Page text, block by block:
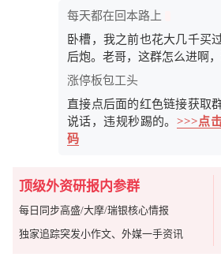
每天都在回本路上
卧槽，我之前也花大几千买
后炮。老哥，这群怎么进啊，
涨停板包工头
直接点后面的红色链接获取
说话，违规秒踢的。 >>>点
码
顶级外资研报内参群
每日同步高盛/大摩/瑞银核心情报
独家追踪突发小作文、外媒一手资讯